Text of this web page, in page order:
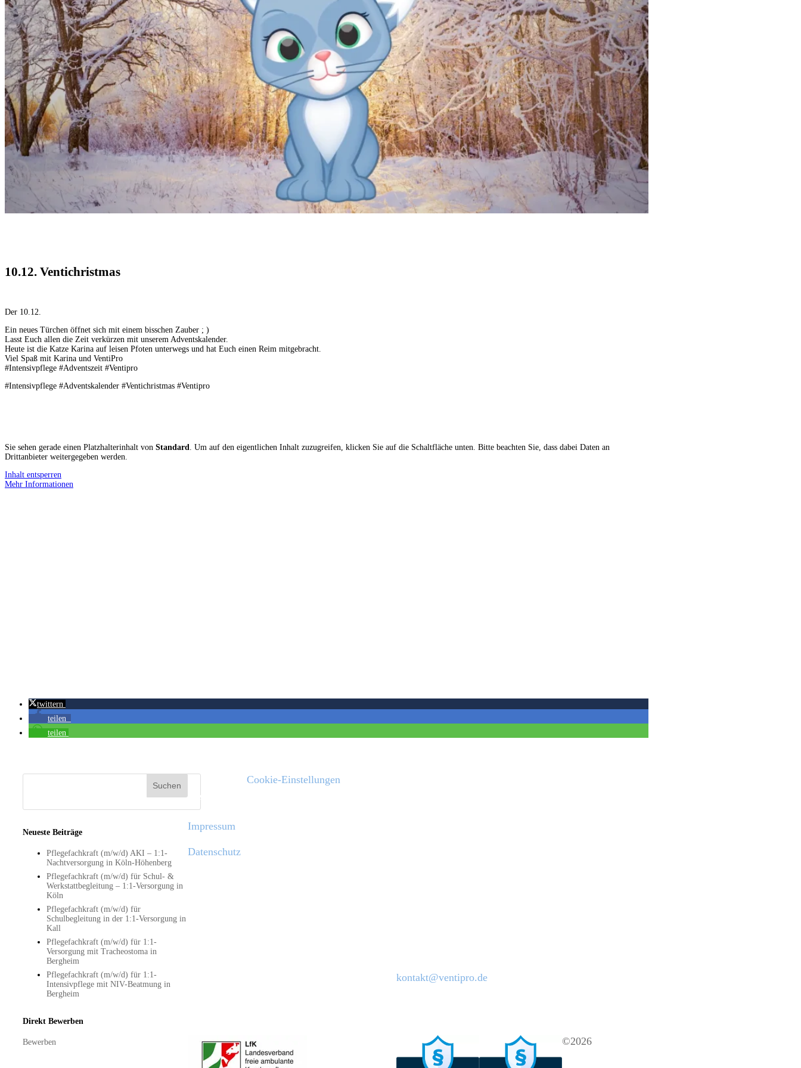
10.12. Ventichristmas
Der 10.12.
Ein neues Türchen öffnet sich mit einem bisschen Zauber ; )
Lasst Euch allen die Zeit verkürzen mit unserem Adventskalender.
Heute ist die Katze Karina auf leisen Pfoten unterwegs und hat Euch einen Reim mitgebracht.
Viel Spaß mit Karina und VentiPro
#Intensivpflege #Adventszeit #Ventipro
#Intensivpflege #Adventskalender #Ventichristmas #Ventipro
Sie sehen gerade einen Platzhalterinhalt von Standard. Um auf den eigentlichen Inhalt zuzugreifen, klicken Sie auf die Schaltfläche unten. Bitte beachten Sie, dass dabei Daten an
Drittanbieter weitergegeben werden.
Inhalt entsperren
Mehr Informationen
twittern
teilen
teilen
Neueste Beiträge
Pflegefachkraft (m/w/d) AKI – 1:1-
Nachtversorgung in Köln-Höhenberg
Pflegefachkraft (m/w/d) für Schul- &
Werkstattbegleitung – 1:1-Versorgung in
Köln
Pflegefachkraft (m/w/d) für
Schulbegleitung in der 1:1-Versorgung in
Kall
Pflegefachkraft (m/w/d) für 1:1-
Versorgung mit Tracheostoma in
Bergheim
Pflegefachkraft (m/w/d) für 1:1-
Intensivpflege mit NIV-Beatmung in
Bergheim
Direkt Bewerben
Bewerben
Rechtliches
Impressum
Datenschutz
Cookie-Einstellungen
kontakt@ventipro.de
©2026